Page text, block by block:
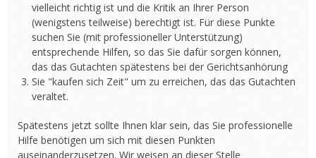
vielleicht richtig ist und die Kritik an Ihrer Person
(wenigstens teilweise) berechtigt ist. Für diese Punkte
suchen Sie (mit professioneller Unterstützung)
entsprechende Hilfen, so das Sie dafür sorgen können,
das das Gutachten spätestens bei der Gerichtsanhörung
Sie "kaufen sich Zeit" um zu erreichen, das das Gutachten
veraltet.
Spätestens jetzt sollte Ihnen klar sein, das Sie professionelle
Hilfe benötigen um sich mit diesen Punkten
auseinanderzusetzen. Wir weisen an dieser Stelle